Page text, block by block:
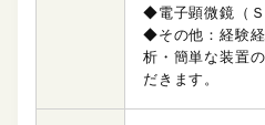
◆電子顕微鏡（
◆その他：経験
析・簡単な装置
だきます。